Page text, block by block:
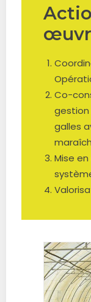
Co-
galles
Mise